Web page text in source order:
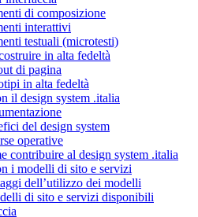
di composizione
interattivi
testuali (microtesti)
in alta fedeltà
di pagina
in alta fedeltà
il design system .italia
del design system
operative
contribuire al design system .italia
i modelli di sito e servizi
dell’utilizzo dei modelli
di sito e servizi disponibili